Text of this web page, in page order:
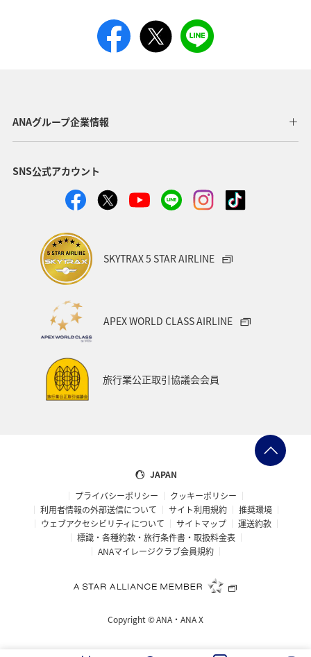
ANAグループ企業情報
SNS公式アカウント
SKYTRAX 5 STAR AIRLINE
APEX WORLD CLASS AIRLINE
旅行業公正取引協議会会員
JAPAN
プライバシーポリシー
クッキーポリシー
利用者情報の外部送信について
サイト利用規約
推奨環境
ウェブアクセシビリティについて
サイトマップ
運送約款
標識・各種約款・旅行条件書・取扱料金表
ANAマイレージクラブ会員規約
Copyright ©ANA・ANA X